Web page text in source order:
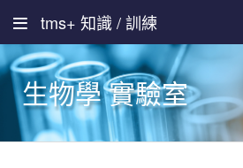
tms+ 知識 / 訓練
生物學 實驗室